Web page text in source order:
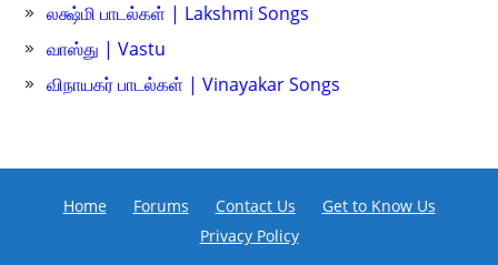
லக்ஷ்மி பாடல்கள் | Lakshmi Songs
வாஸ்து | Vastu
விநாயகர் பாடல்கள் | Vinayakar Songs
Home Forums Contact Us
Get to Know Us
Privacy Policy